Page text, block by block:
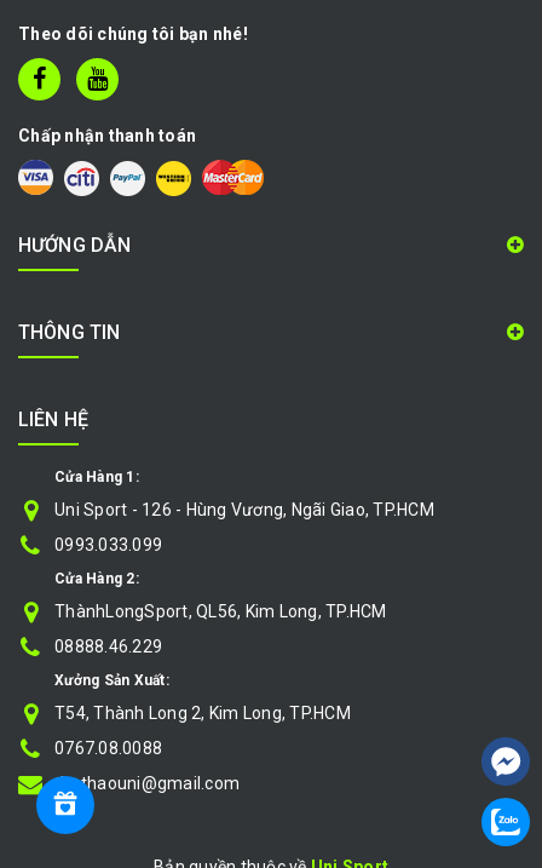
Theo dõi chúng tôi bạn nhé!
Chấp nhận thanh toán
HƯỚNG DẪN
THÔNG TIN
LIÊN HỆ
Cửa Hàng 1:
Uni Sport - 126 - Hùng Vương, Ngãi Giao, TP.HCM
0993.033.099
Cửa Hàng 2:
ThànhLongSport, QL56, Kim Long, TP.HCM
08888.46.229
Xưởng Sản Xuất:
T54, Thành Long 2, Kim Long, TP.HCM
0767.08.0088
thethaouni@gmail.com